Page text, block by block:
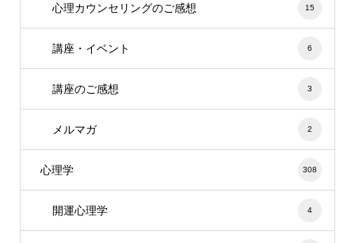
心理カウンセリングのご感想 15
講座・イベント 6
講座のご感想 3
メルマガ 2
心理学 308
開運心理学 4